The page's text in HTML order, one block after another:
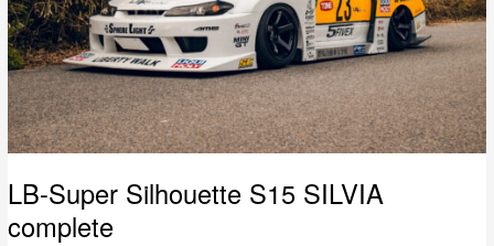
LB-Super Silhouette S15 SILVIA
complete